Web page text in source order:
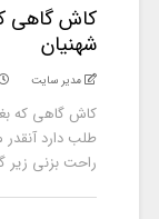
کاش گاهی
شهنیان
مدیر سایت
کاش گاهی که
طلب دارد
راحت بزنی زیر